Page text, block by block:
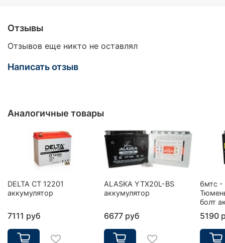
Отзывы
Отзывов еще никто не оставлял
Написать отзыв
Аналогичные товары
DELTA CT 12201
аккумулятор
7111 руб
ALASKA YTX20L-BS
аккумулятор
6677 руб
6мтс -
болт
5190